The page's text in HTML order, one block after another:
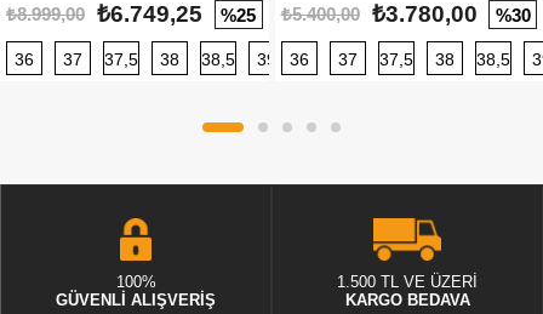
₺8.999,00 ₺6.749,25 %25
36 37 37,5 38 38,5 39 40 40,5 41 42 42,5
₺5.400,00 ₺3.780,00 %30
36 37 37,5 38 38,5
100%
GÜVENLİ ALIŞVERİŞ
1.500 TL VE ÜZERİ
KARGO BEDAVA